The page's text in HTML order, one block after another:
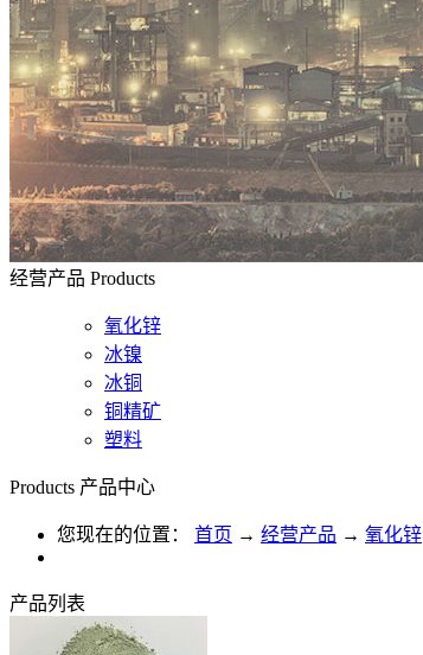
经营产品 Products
氧化锌
冰镍
冰铜
铜精矿
塑料
Products 产品中心
您现在的位置： 首页 → 经营产品 → 氧化锌
产品列表